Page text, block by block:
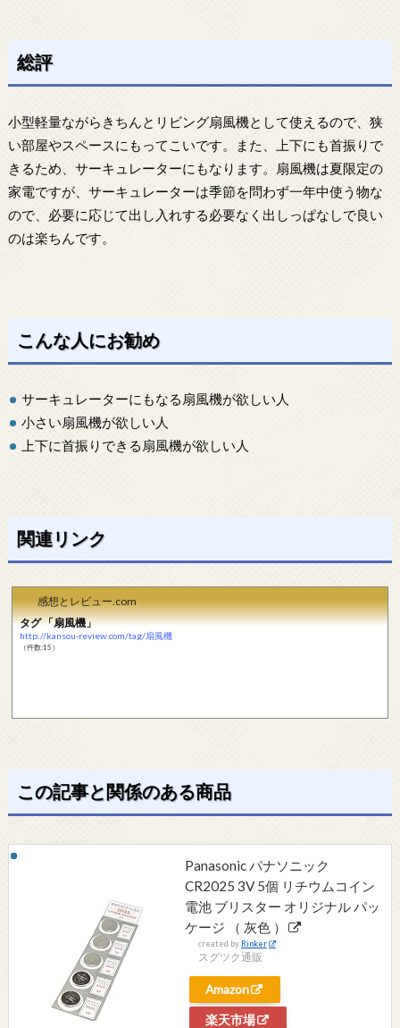
総評
小型軽量ながらきちんとリビング扇風機として使えるので、狭
い部屋やスペースにもってこいです。また、上下にも首振りで
きるため、サーキュレーターにもなります。扇風機は夏限定の
家電ですが、サーキュレーターは季節を問わず一年中使う物な
ので、必要に応じて出し入れする必要なく出しっぱなしで良い
のは楽ちんです。
こんな人にお勧め
サーキュレーターにもなる扇風機が欲しい人
小さい扇風機が欲しい人
上下に首振りできる扇風機が欲しい人
関連リンク
感想とレビュー.com
タグ 「扇風機」
http://kansou-review.com/tag/扇風機
（件数:15）
この記事と関係のある商品
Panasonic パナソニック
CR2025 3V 5個 リチウムコイン
電池 ブリスター オリジナル パッ
ケージ （ 灰色 ）
created by Rinker
スグツク通販
Amazon
楽天市場